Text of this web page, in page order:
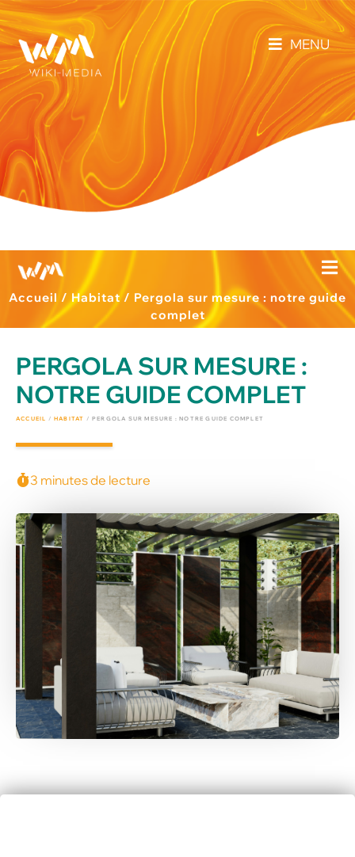
MENU
Accueil /Habitat/ Pergola sur mesure : notre guide
complet
PERGOLA SUR MESURE :
NOTRE GUIDE COMPLET
ACCUEIL /HABITAT /PERGOLA SUR MESURE : NOTRE GUIDE COMPLET
3 minutes de lecture